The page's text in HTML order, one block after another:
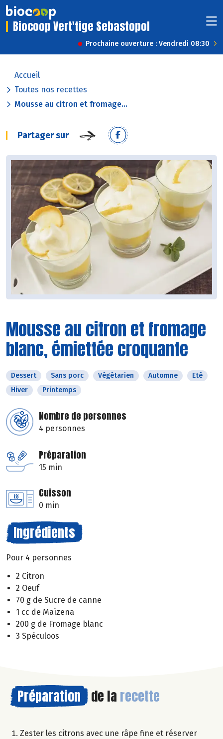
Biocoop Vert'tige Sebastopol
Prochaine ouverture : Vendredi 08:30
Accueil
Toutes nos recettes
Mousse au citron et fromage...
Partager sur
Mousse au citron et fromage
blanc, émiettée croquante
Dessert Sans porc Végétarien Automne
Eté
Hiver
Printemps
Nombre de personnes
4 personnes
Préparation
15 min
Cuisson
0 min
Ingrédients
Pour 4 personnes
2 Citron
2 Oeuf
70 g de Sucre de canne
1 cc de Maïzena
200 g de Fromage blanc
3 Spéculoos
Préparation de la recette
Zester les citrons avec une râpe fine et réserver